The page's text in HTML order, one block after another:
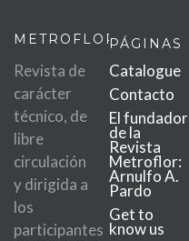
METROFLOR
Revista de
carácter
técnico, de
libre
circulación
y dirigida a
los
participantes
PÁGINAS
Catalogue
Contacto
El fundador
de la
Revista
Metroflor:
Arnulfo A.
Pardo
Get to
know us